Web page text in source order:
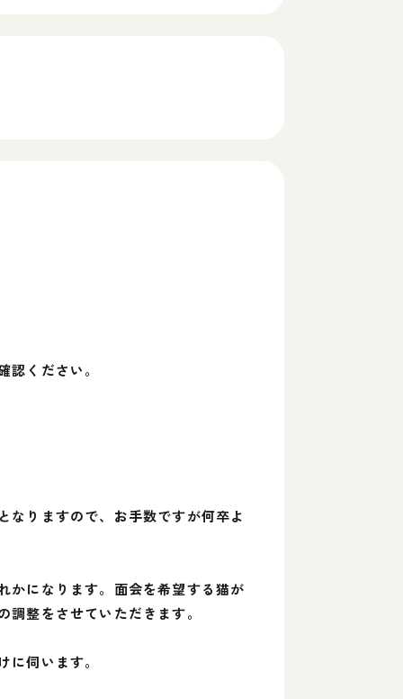
ください。
りますので、お手数ですが何卒よ
かになります。面会を希望する猫が
整をさせていただきます。
伺います。